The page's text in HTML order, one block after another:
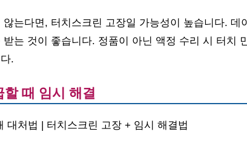
는다면, 터치스크린 고장일 가능성이 높습니다. 데
는 것이 좋습니다. 정품이 아닌 액정 수리 시 터치
.
때 임시 해결
대처법 | 터치스크린 고장 + 임시 해결법